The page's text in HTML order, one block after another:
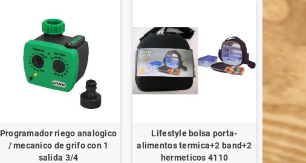
Programador riego analogico
/ mecanico de grifo con 1
salida 3/4
Lifestyle bolsa porta-
alimentos termica+2 band+2
hermeticos 4110